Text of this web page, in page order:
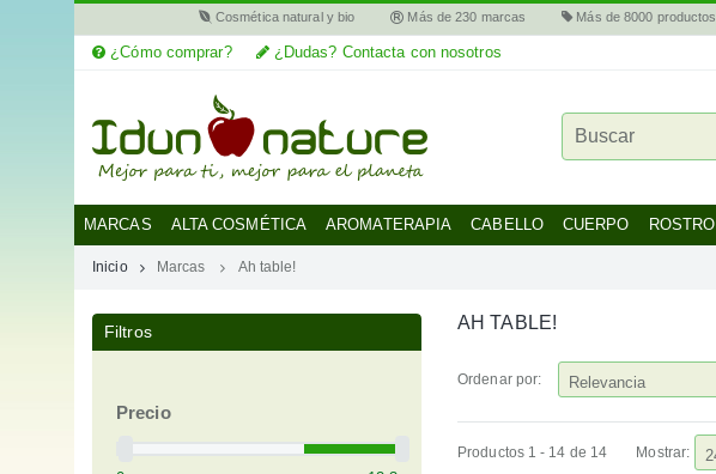
MARCAS
Cosmética natural y bio Más de 230 marcas Más de 8000 productos
¿Cómo comprar? ¿Dudas? Contacta con nosotros
MARCAS ALTA COSMÉTICA AROMATERAPIA CABELLO CUERPO ROSTRO
Inicio Marcas Ah table!
Filtros
Precio
AH TABLE!
Ordenar por:
Productos 1 - 14 de 14 Mostrar: